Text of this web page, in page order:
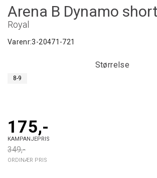
Arena B Dynamo
Royal
Varenr:3-20471-721
Størrelse
8-9
175,-
KAMPANJEPRIS
349,-
ORDINÆR PRIS